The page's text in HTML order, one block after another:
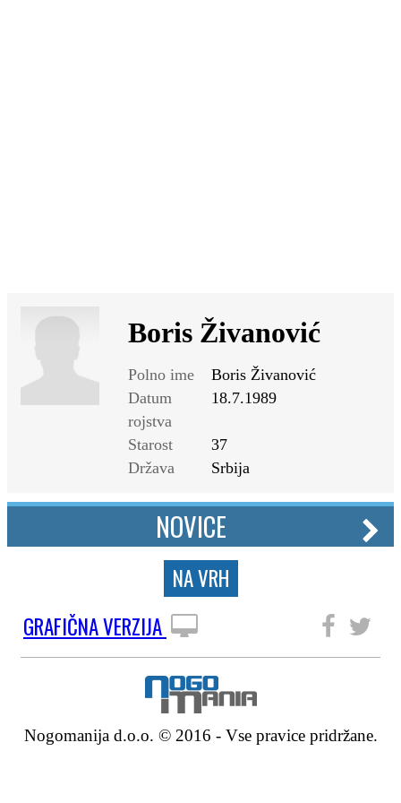
Boris Živanović
Polno ime
Boris Živanović
Datum
rojstva
18.7.1989
Starost
37
Država
Srbija
NOVICE
NA VRH
GRAFIČNA VERZIJA
Nogomanija d.o.o. © 2016 - Vse pravice pridržane.